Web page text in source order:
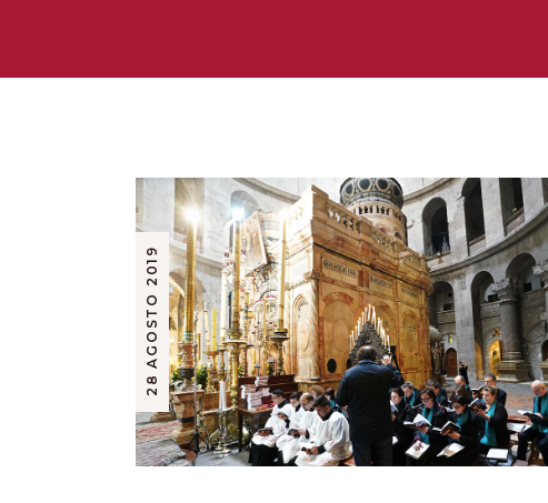
28 AGOSTO 2019